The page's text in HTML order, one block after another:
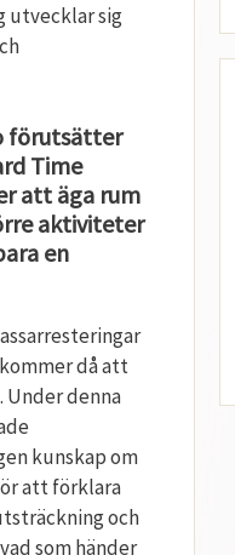
utvecklar sig
förutsätter
Time
att äga rum
aktiviteter
en
då att
denna
kunskap om
att förklara
och
som händer